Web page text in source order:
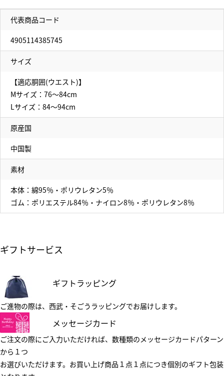
代表商品コード
4905114385745
サイズ
【適応胴囲(ウエスト)】
Mサイズ：76～84cm
Lサイズ：84～94cm
原産国
中国製
素材
本体：綿95％・ポリウレタン5％
ゴム：ポリエステル84％・ナイロン8％・ポリウレタン8％
ギフトサービス
ギフトラッピング
ご進物の際は、西武・そごうラッピングでお届けします。
メッセージカード
ご注文の際にご入力いただければ、数種類のメッセージカードパターン
から１つ
お選びいただけます。お買い上げ商品１点１点につき個別のギフト包装